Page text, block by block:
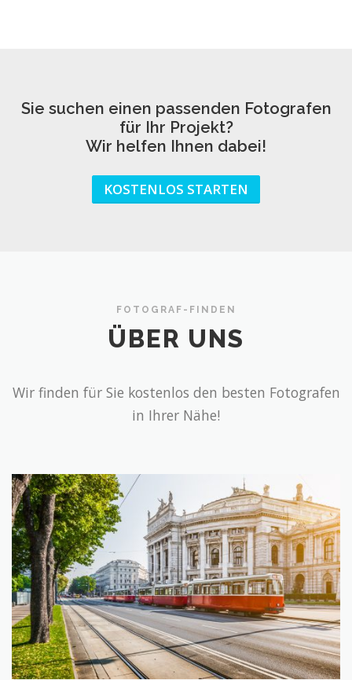
Sie suchen einen passenden Fotografen
für Ihr Projekt?
Wir helfen Ihnen dabei!
KOSTENLOS STARTEN
FOTOGRAF-FINDEN
ÜBER UNS
Wir finden für Sie kostenlos den besten Fotografen
in Ihrer Nähe!